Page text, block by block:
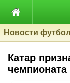

Новости
Катар